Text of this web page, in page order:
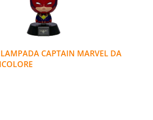
CAPTAIN MARVEL DA